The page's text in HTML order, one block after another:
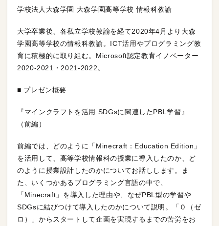
学校法人大森学園 大森学園高等学校 情報科教諭
大学卒業後、各私立学校教諭を経て2020年4月より大森
学園高等学校の情報科教諭。ICT活用やプログラミング教
育に積極的に取り組む。Microsoft認定教育イノベーター
2020-2021・2021-2022。
■ プレゼン概要
『マインクラフトを活用 SDGsに関連したPBL学習』
（前編）
前編では、どのように「Minecraft：Education Edition」
を活用して、高等学校情報科の授業に導入したのか、ど
のように授業設計したのかについてお話しします。ま
た、いくつかあるプログラミング言語の中で、
「Minecraft」を導入した理由や、なぜPBL型の学習や
SDGsに結びつけて導入したのかについて説明。「０（ゼ
ロ）」からスタートして企画を実現するまでの苦労をお